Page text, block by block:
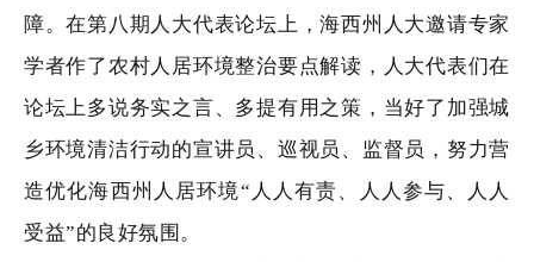
障。在第八期人大代表论坛上，海西州人大邀请专家
学者作了农村人居环境整治要点解读，人大代表们在
论坛上多说务实之言、多提有用之策，当好了加强城
乡环境清洁行动的宣讲员、巡视员、监督员，努力营
造优化海西州人居环境“人人有责、人人参与、人人
受益”的良好氛围。